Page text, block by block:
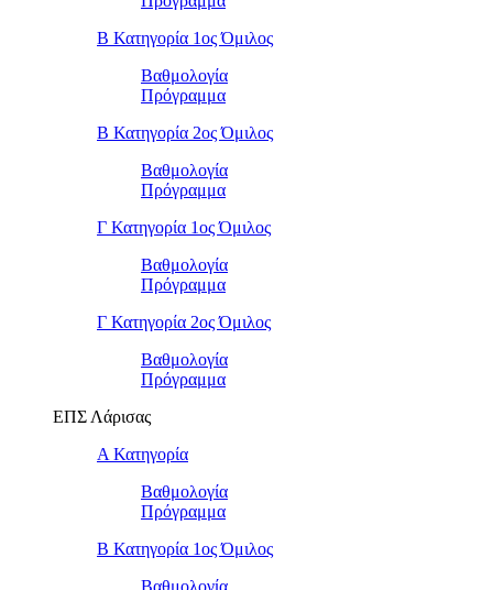
Β Κατηγορία 1ος Όμιλος
Βαθμολογία
Πρόγραμμα
Β Κατηγορία 2ος Όμιλος
Βαθμολογία
Πρόγραμμα
Γ Κατηγορία 1ος Όμιλος
Βαθμολογία
Πρόγραμμα
Γ Κατηγορία 2ος Όμιλος
Βαθμολογία
Πρόγραμμα
ΕΠΣ Λάρισας
Α Κατηγορία
Βαθμολογία
Πρόγραμμα
Β Κατηγορία 1ος Όμιλος
Βαθμολογία